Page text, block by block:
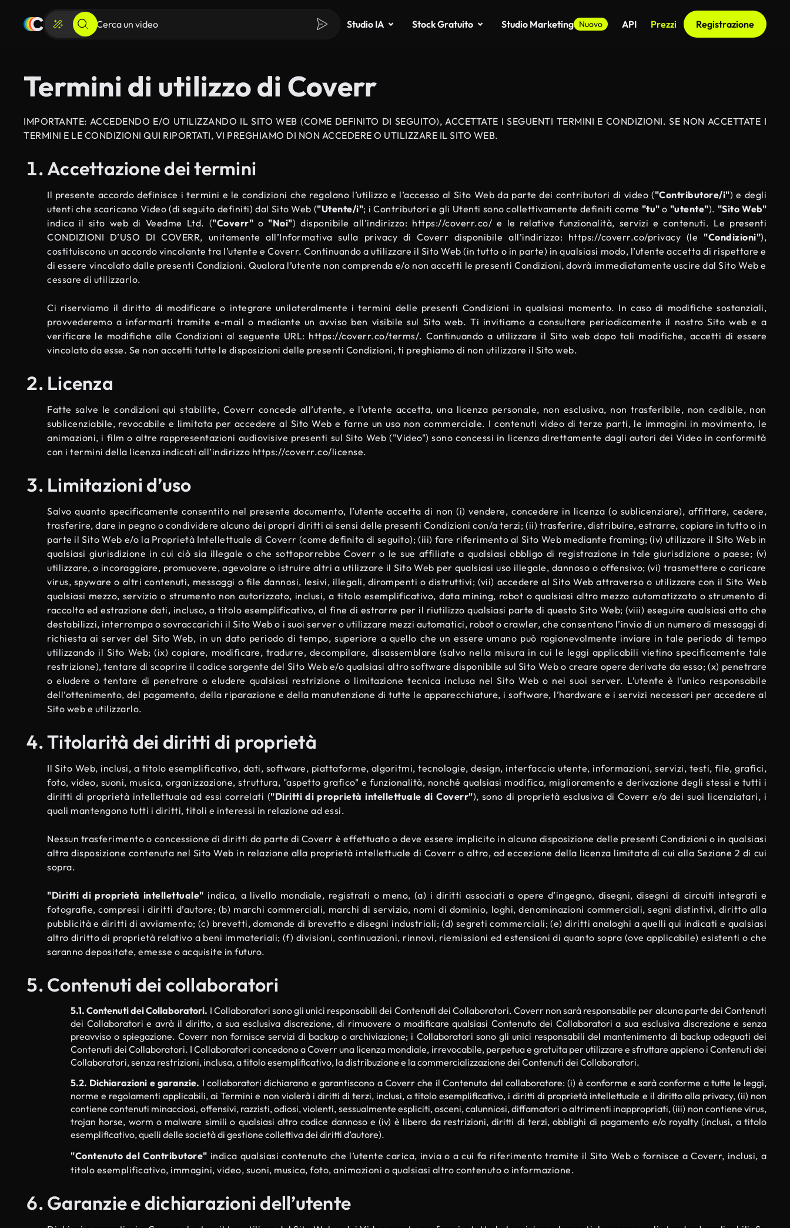
Studio IA Stock Gratuito Studio Marketing Nuovo API Prezzi Registrazione
Termini di utilizzo di Coverr
IMPORTANTE: ACCEDENDO E/O UTILIZZANDO IL SITO WEB (COME DEFINITO DI SEGUITO), ACCETTATE I SEGUENTI TERMINI E CONDIZIONI. SE NON ACCETTATE I
TERMINI E LE CONDIZIONI QUI RIPORTATI, VI PREGHIAMO DI NON ACCEDERE O UTILIZZARE IL SITO WEB.
Accettazione dei termini
Il presente accordo definisce i termini e le condizioni che regolano l’utilizzo e l’accesso al Sito Web da parte dei contributori di video ("Contributore/i") e degli
utenti che scaricano Video (di seguito definiti) dal Sito Web ("Utente/i"; i Contributori e gli Utenti sono collettivamente definiti come "tu" o "utente"). "Sito Web"
indica il sito web di Veedme Ltd. ("Coverr" o "Noi") disponibile all’indirizzo: https://coverr.co/ e le relative funzionalità, servizi e contenuti. Le presenti
CONDIZIONI D’USO DI COVERR, unitamente all’Informativa sulla privacy di Coverr disponibile all’indirizzo: https://coverr.co/privacy (le "Condizioni"),
costituiscono un accordo vincolante tra l’utente e Coverr. Continuando a utilizzare il Sito Web (in tutto o in parte) in qualsiasi modo, l’utente accetta di rispettare e
di essere vincolato dalle presenti Condizioni. Qualora l’utente non comprenda e/o non accetti le presenti Condizioni, dovrà immediatamente uscire dal Sito Web e
cessare di utilizzarlo.
Ci riserviamo il diritto di modificare o integrare unilateralmente i termini delle presenti Condizioni in qualsiasi momento. In caso di modifiche sostanziali,
provvederemo a informarti tramite e-mail o mediante un avviso ben visibile sul Sito web. Ti invitiamo a consultare periodicamente il nostro Sito web e a
verificare le modifiche alle Condizioni al seguente URL: https://coverr.co/terms/. Continuando a utilizzare il Sito web dopo tali modifiche, accetti di essere
vincolato da esse. Se non accetti tutte le disposizioni delle presenti Condizioni, ti preghiamo di non utilizzare il Sito web.
Licenza
Fatte salve le condizioni qui stabilite, Coverr concede all’utente, e l’utente accetta, una licenza personale, non esclusiva, non trasferibile, non cedibile, non
sublicenziabile, revocabile e limitata per accedere al Sito Web e farne un uso non commerciale. I contenuti video di terze parti, le immagini in movimento, le
animazioni, i film o altre rappresentazioni audiovisive presenti sul Sito Web ("Video") sono concessi in licenza direttamente dagli autori dei Video in conformità
con i termini della licenza indicati all’indirizzo https://coverr.co/license.
Limitazioni d’uso
Salvo quanto specificamente consentito nel presente documento, l’utente accetta di non (i) vendere, concedere in licenza (o sublicenziare), affittare, cedere,
trasferire, dare in pegno o condividere alcuno dei propri diritti ai sensi delle presenti Condizioni con/a terzi; (ii) trasferire, distribuire, estrarre, copiare in tutto o in
parte il Sito Web e/o la Proprietà Intellettuale di Coverr (come definita di seguito); (iii) fare riferimento al Sito Web mediante framing; (iv) utilizzare il Sito Web in
qualsiasi giurisdizione in cui ciò sia illegale o che sottoporrebbe Coverr o le sue affiliate a qualsiasi obbligo di registrazione in tale giurisdizione o paese; (v)
utilizzare, o incoraggiare, promuovere, agevolare o istruire altri a utilizzare il Sito Web per qualsiasi uso illegale, dannoso o offensivo; (vi) trasmettere o caricare
virus, spyware o altri contenuti, messaggi o file dannosi, lesivi, illegali, dirompenti o distruttivi; (vii) accedere al Sito Web attraverso o utilizzare con il Sito Web
qualsiasi mezzo, servizio o strumento non autorizzato, inclusi, a titolo esemplificativo, data mining, robot o qualsiasi altro mezzo automatizzato o strumento di
raccolta ed estrazione dati, incluso, a titolo esemplificativo, al fine di estrarre per il riutilizzo qualsiasi parte di questo Sito Web; (viii) eseguire qualsiasi atto che
destabilizzi, interrompa o sovraccarichi il Sito Web o i suoi server o utilizzare mezzi automatici, robot o crawler, che consentano l’invio di un numero di messaggi di
richiesta ai server del Sito Web, in un dato periodo di tempo, superiore a quello che un essere umano può ragionevolmente inviare in tale periodo di tempo
utilizzando il Sito Web; (ix) copiare, modificare, tradurre, decompilare, disassemblare (salvo nella misura in cui le leggi applicabili vietino specificamente tale
restrizione), tentare di scoprire il codice sorgente del Sito Web e/o qualsiasi altro software disponibile sul Sito Web o creare opere derivate da esso; (x) penetrare
o eludere o tentare di penetrare o eludere qualsiasi restrizione o limitazione tecnica inclusa nel Sito Web o nei suoi server. L’utente è l’unico responsabile
dell’ottenimento, del pagamento, della riparazione e della manutenzione di tutte le apparecchiature, i software, l’hardware e i servizi necessari per accedere al
Sito web e utilizzarlo.
Titolarità dei diritti di proprietà
Il Sito Web, inclusi, a titolo esemplificativo, dati, software, piattaforme, algoritmi, tecnologie, design, interfaccia utente, informazioni, servizi, testi, file, grafici,
foto, video, suoni, musica, organizzazione, struttura, "aspetto grafico" e funzionalità, nonché qualsiasi modifica, miglioramento e derivazione degli stessi e tutti i
diritti di proprietà intellettuale ad essi correlati ("Diritti di proprietà intellettuale di Coverr"), sono di proprietà esclusiva di Coverr e/o dei suoi licenziatari, i
quali mantengono tutti i diritti, titoli e interessi in relazione ad essi.
Nessun trasferimento o concessione di diritti da parte di Coverr è effettuato o deve essere implicito in alcuna disposizione delle presenti Condizioni o in qualsiasi
altra disposizione contenuta nel Sito Web in relazione alla proprietà intellettuale di Coverr o altro, ad eccezione della licenza limitata di cui alla Sezione 2 di cui
sopra.
"Diritti di proprietà intellettuale" indica, a livello mondiale, registrati o meno, (a) i diritti associati a opere d’ingegno, disegni, disegni di circuiti integrati e
fotografie, compresi i diritti d’autore; (b) marchi commerciali, marchi di servizio, nomi di dominio, loghi, denominazioni commerciali, segni distintivi, diritto alla
pubblicità e diritti di avviamento; (c) brevetti, domande di brevetto e disegni industriali; (d) segreti commerciali; (e) diritti analoghi a quelli qui indicati e qualsiasi
altro diritto di proprietà relativo a beni immateriali; (f) divisioni, continuazioni, rinnovi, riemissioni ed estensioni di quanto sopra (ove applicabile) esistenti o che
saranno depositate, emesse o acquisite in futuro.
Contenuti dei collaboratori
5.1. Contenuti dei Collaboratori. I Collaboratori sono gli unici responsabili dei Contenuti dei Collaboratori. Coverr non sarà responsabile per alcuna parte dei Contenuti
dei Collaboratori e avrà il diritto, a sua esclusiva discrezione, di rimuovere o modificare qualsiasi Contenuto dei Collaboratori a sua esclusiva discrezione e senza
preavviso o spiegazione. Coverr non fornisce servizi di backup o archiviazione; i Collaboratori sono gli unici responsabili del mantenimento di backup adeguati dei
Contenuti dei Collaboratori. I Collaboratori concedono a Coverr una licenza mondiale, irrevocabile, perpetua e gratuita per utilizzare e sfruttare appieno i Contenuti dei
Collaboratori, senza restrizioni, inclusa, a titolo esemplificativo, la distribuzione e la commercializzazione dei Contenuti dei Collaboratori.
5.2. Dichiarazioni e garanzie. I collaboratori dichiarano e garantiscono a Coverr che il Contenuto del collaboratore: (i) è conforme e sarà conforme a tutte le leggi,
norme e regolamenti applicabili, ai Termini e non violerà i diritti di terzi, inclusi, a titolo esemplificativo, i diritti di proprietà intellettuale e il diritto alla privacy, (ii) non
contiene contenuti minacciosi, offensivi, razzisti, odiosi, violenti, sessualmente espliciti, osceni, calunniosi, diffamatori o altrimenti inappropriati, (iii) non contiene virus,
trojan horse, worm o malware simili o qualsiasi altro codice dannoso e (iv) è libero da restrizioni, diritti di terzi, obblighi di pagamento e/o royalty (inclusi, a titolo
esemplificativo, quelli delle società di gestione collettiva dei diritti d’autore).
"Contenuto del Contributore" indica qualsiasi contenuto che l’utente carica, invia o a cui fa riferimento tramite il Sito Web o fornisce a Coverr, inclusi, a
titolo esemplificativo, immagini, video, suoni, musica, foto, animazioni o qualsiasi altro contenuto o informazione.
Garanzie e dichiarazioni dell’utente